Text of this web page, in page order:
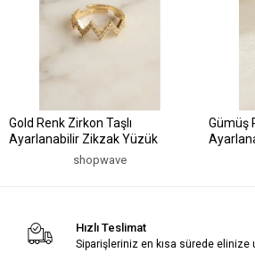
Gold Renk Zirkon Taşlı
Ayarlanabilir Zikzak Yüzük
shopwave
Gümüş
Hızlı Teslimat
Siparişleriniz en kısa sürede elinize